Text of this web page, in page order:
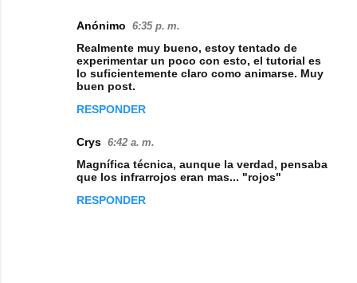
Anónimo 6:35 p. m.
Realmente muy bueno, estoy tentado de
experimentar un poco con esto, el tutorial es
lo suficientemente claro como animarse. Muy
buen post.
RESPONDER
Crys 6:42 a. m.
Magnífica técnica, aunque la verdad, pensaba
que los infrarrojos eran mas... "rojos"
RESPONDER